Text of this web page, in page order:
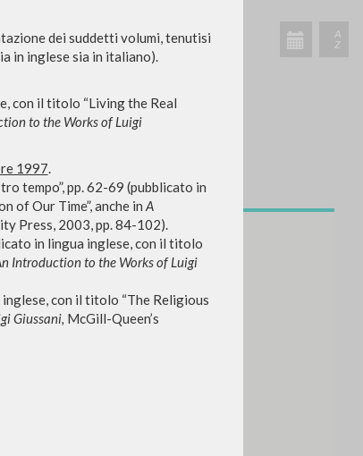
dei suddetti volumi, tenutisi
in inglese sia in italiano).
con il titolo “Living the Real
to the Works of Luigi
1997.
tempo”, pp. 62-69 (pubblicato in
of Our Time”, anche in A
Press, 2003, pp. 84-102).
in lingua inglese, con il titolo
Introduction to the Works of Luigi
inglese, con il titolo “The Religious
Giussani, McGill-Queen’s
Frase esatta CERCA